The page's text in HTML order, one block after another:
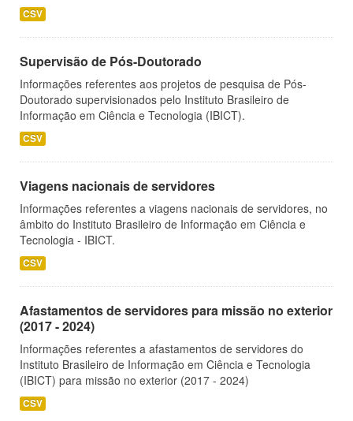
CSV
Supervisão de Pós-Doutorado
Informações referentes aos projetos de pesquisa de Pós-
Doutorado supervisionados pelo Instituto Brasileiro de
Informação em Ciência e Tecnologia (IBICT).
CSV
Viagens nacionais de servidores
Informações referentes a viagens nacionais de servidores, no
âmbito do Instituto Brasileiro de Informação em Ciência e
Tecnologia - IBICT.
CSV
Afastamentos de servidores para missão no exterior
(2017 - 2024)
Informações referentes a afastamentos de servidores do
Instituto Brasileiro de Informação em Ciência e Tecnologia
(IBICT) para missão no exterior (2017 - 2024)
CSV